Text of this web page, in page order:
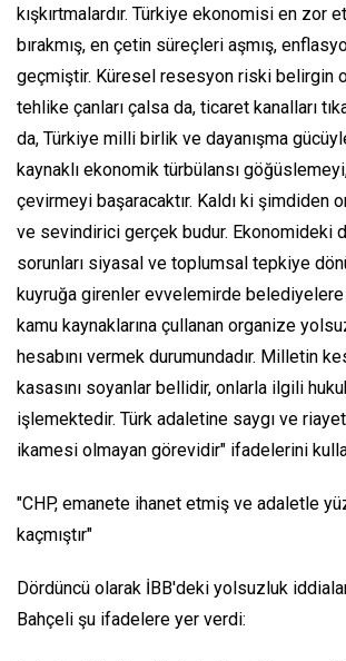
kışkırtmalardır. Türkiye ekonomisi en zor
bırakmış, en çetin süreçleri aşmış,
geçmiştir. Küresel resesyon riski belirgin
tehlike çanları çalsa da, ticaret kanalları
da, Türkiye milli birlik ve dayanışma
kaynaklı ekonomik türbülansı
çevirmeyi başaracaktır. Kaldı ki şimdiden
ve sevindirici gerçek budur. Ekonomideki
sorunları siyasal ve toplumsal tepkiye
kuyruğa girenler evvelemirde
kamu kaynaklarına çullanan organize
hesabını vermek durumundadır. Milletin
kasasını soyanlar bellidir, onlarla ilgili
işlemektedir. Türk adaletine saygı ve
ikamesi olmayan görevidir" ifadelerini
"CHP, emanete ihanet etmiş ve adaletle
kaçmıştır"
Dördüncü olarak İBB'deki yolsuzluk
Bahçeli şu ifadelere yer verdi: